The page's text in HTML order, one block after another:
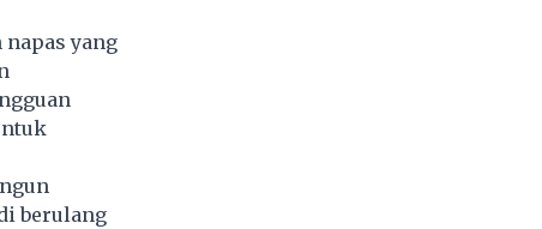
yang
berulang